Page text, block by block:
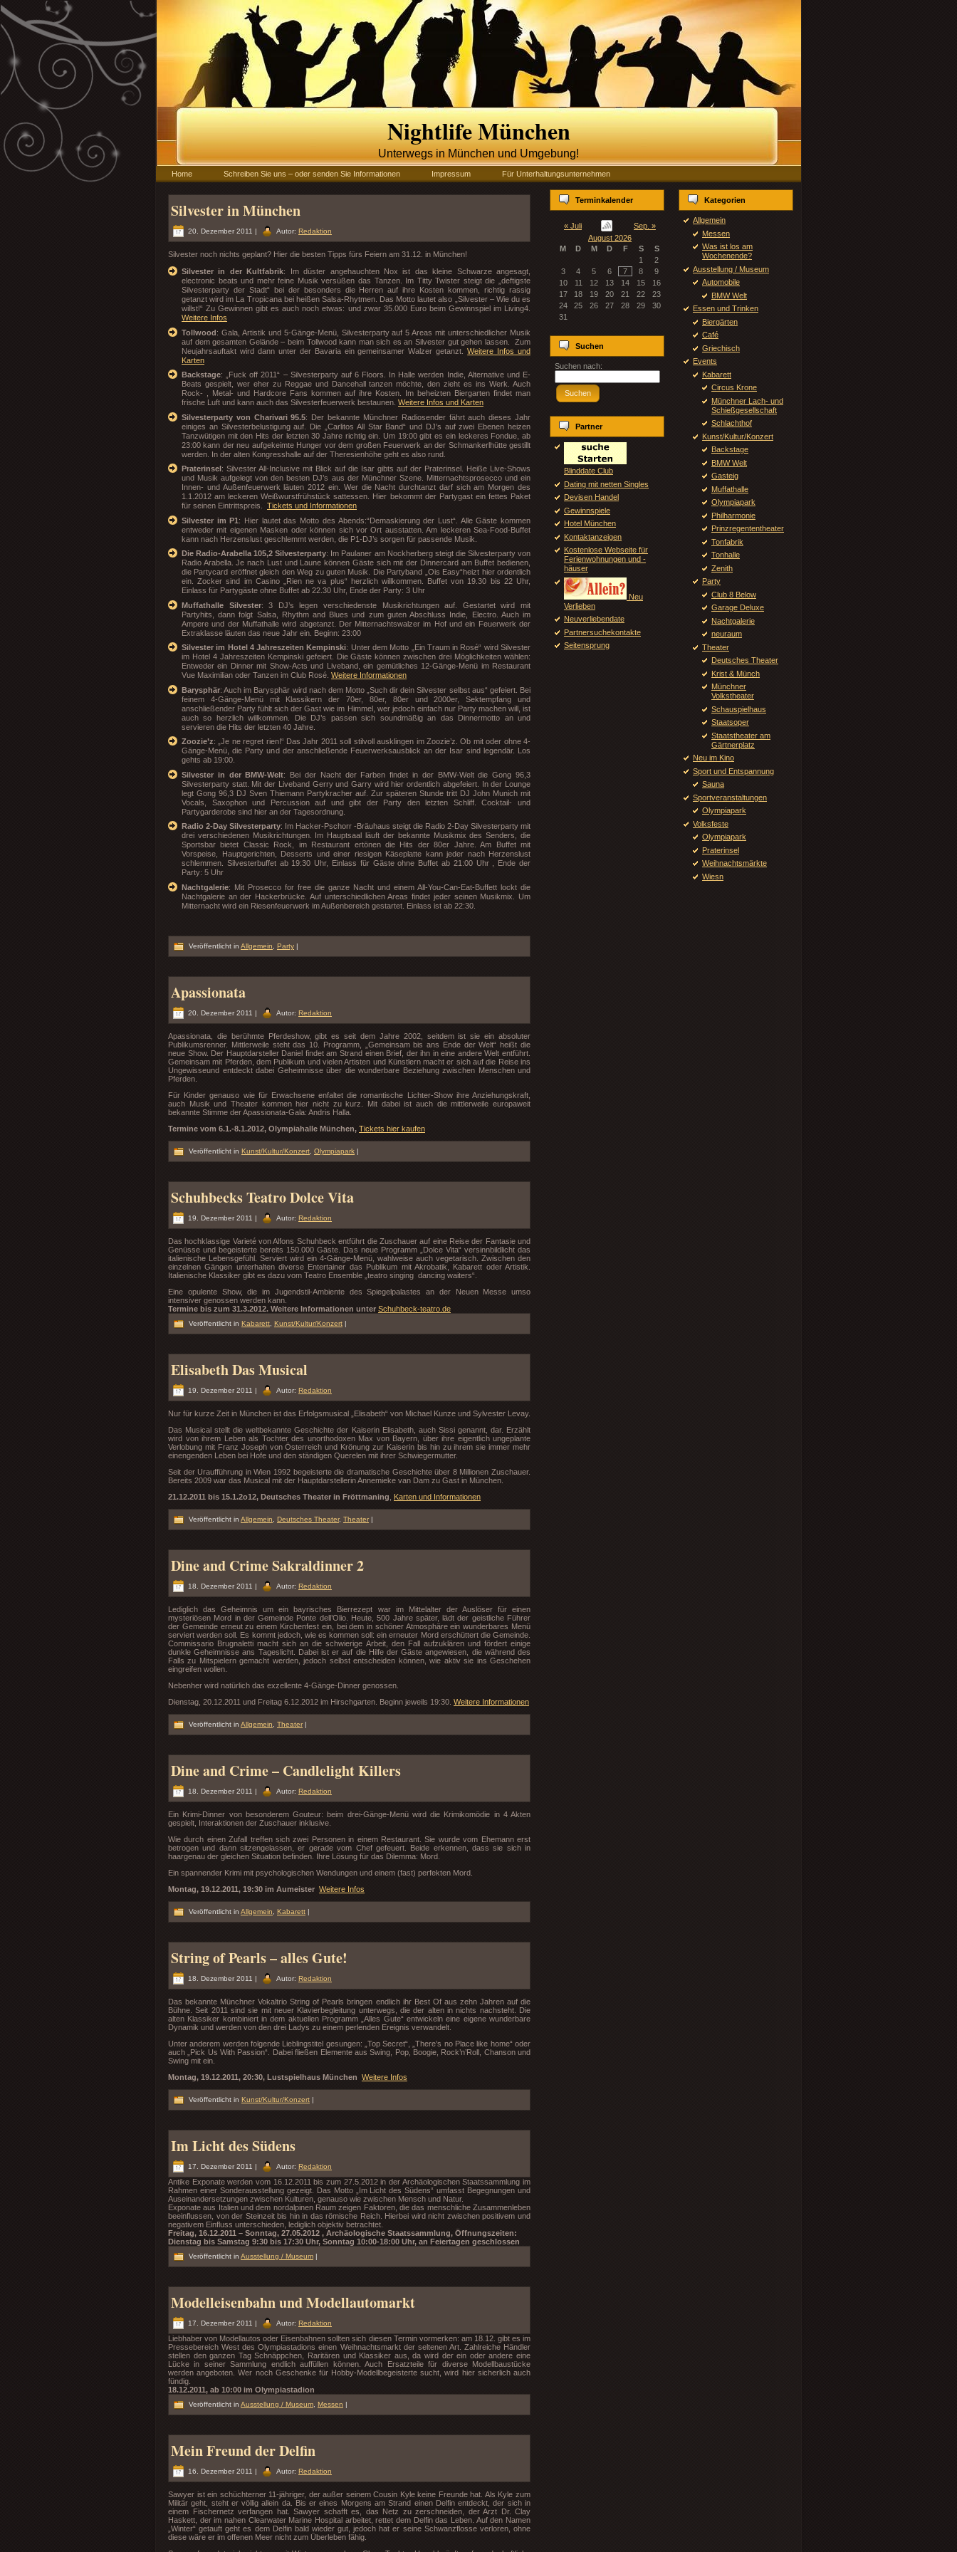
Nightlife München
Unterwegs in München und Umgebung!
Home Schreiben Sie uns – oder senden Sie Informationen Impressum Für Unterhaltungsunternehmen
Silvester in München
20. Dezember 2011 | Autor: Redaktion
Silvester noch nichts geplant? Hier die besten Tipps fürs Feiern am 31.12. in München!
Silvester in der Kultfabrik: Im düster angehauchten Nox ist das kleine Schwarze angesagt,
electronic beats und mehr feine Musik versüßen das Tanzen. Im Titty Twister steigt die „deftigste
Silvesterparty der Stadt“ bei der besonders die Herren auf ihre Kosten kommen, richtig rassig
getanzt wird im La Tropicana bei heißen Salsa-Rhytmen. Das Motto lautet also „Silvester – Wie du es
willst!“ Zu Gewinnen gibt es auch noch etwas: und zwar 35.000 Euro beim Gewinnspiel im Living4.
Weitere Infos
Tollwood: Gala, Artistik und 5-Gänge-Menü, Silvesterparty auf 5 Areas mit unterschiedlicher Musik
auf dem gesamten Gelände – beim Tollwood kann man sich es an Silvester gut gehen lassen. Zum
Neujahrsauftakt wird dann unter der Bavaria ein gemeinsamer Walzer getanzt.Weitere Infos und
Karten
Backstage: „Fuck off 2011“ – Silvesterparty auf 6 Floors. In Halle werden Indie, Alternative und E-
Beats gespielt, wer eher zu Reggae und Dancehall tanzen möchte, den zieht es ins Werk. Auch
Rock- , Metal- und Hardcore Fans kommen auf ihre Kosten. Im beheizten Biergarten findet man
frische Luft und kann auch das Silvesterfeuerwerk bestaunen. Weitere Infos und Karten
Silvesterparty von Charivari 95.5: Der bekannte Münchner Radiosender fährt auch dieses Jahr
einiges an Silvesterbelustigung auf. Die „Carlitos All Star Band“ und DJ’s auf zwei Ebenen heizen
Tanzwütigen mit den Hits der letzten 30 Jahre richtig ein. Um 19:00 gibt es ein leckeres Fondue, ab
23:00 kann der neu aufgekeimte Hunger vor dem großen Feuerwerk an der Schmankerlhütte gestillt
werden. In der alten Kongresshalle auf der Theresienhöhe geht es also rund.
Praterinsel: Silvester All-Inclusive mit Blick auf die Isar gibts auf der Praterinsel. Heiße Live-Shows
und Musik aufgelegt von den besten DJ’s aus der Münchner Szene. Mitternachtsprosecco und ein
Innen- und Außenfeuerwerk läuten 2012 ein. Wer die Nacht durchtanzt darf sich am Morgen des
1.1.2012 am leckeren Weißwurstfrühstück sattessen. Hier bekommt der Partygast ein fettes Paket
für seinen Eintrittspreis. Tickets und Informationen
Silvester im P1: Hier lautet das Motto des Abends:“Demaskierung der Lust“. Alle Gäste kommen
entweder mit eigenen Masken oder können sich vor Ort ausstatten. Am leckeren Sea-Food-Buffet
kann nach Herzenslust geschlemmt werden, die P1-DJ’s sorgen für passende Musik.
Die Radio-Arabella 105,2 Silvesterparty: Im Paulaner am Nockherberg steigt die Silvesterparty von
Radio Arabella. Je nach Lust und Laune können Gäste sich mit der Dinnercard am Buffet bedienen,
die Partycard eröffnet gleich den Weg zu guten Musik. Die Partyband „Ois Easy“heizt hier ordentlich
ein. Zocker sind im Casino „Rien ne va plus“ herzlich willkommen. Buffet von 19.30 bis 22 Uhr,
Einlass für Partygäste ohne Buffet ab 22.30 Uhr, Ende der Party: 3 Uhr
Muffathalle Silvester: 3 DJ’s legen verschiedenste Musikrichtungen auf. Gestartet wird mit
Partyhits, dann folgt Salsa, Rhythm and Blues und zum guten Abschluss Indie, Electro. Auch im
Ampere und der Muffathalle wird abgetanzt. Der Mitternachtswalzer im Hof und ein Feuerwerk der
Extraklasse läuten das neue Jahr ein. Beginn: 23:00
Silvester im Hotel 4 Jahreszeiten Kempinski: Unter dem Motto „Ein Traum in Rosé“ wird Silvester
im Hotel 4 Jahreszeiten Kempinski gefeiert. Die Gäste können zwischen drei Möglichkeiten wählen:
Entweder ein Dinner mit Show-Acts und Liveband, ein gemütliches 12-Gänge-Menü im Restaurant
Vue Maximilian oder Tanzen im Club Rosé. Weitere Informationen
Barysphär: Auch im Barysphär wird nach dem Motto „Such dir dein Silvester selbst aus“ gefeiert. Bei
feinem 4-Gänge-Menü mit Klassikern der 70er, 80er, 80er und 2000er, Sektempfang und
anschließender Party fühlt sich der Gast wie im Himmel, wer jedoch einfach nur Party machen will, ist
auch so herzlich willkommen. Die DJ’s passen sich soundmäßig an das Dinnermotto an und
servieren die Hits der letzten 40 Jahre.
Zoozie’z: „Je ne regret rien!“ Das Jahr 2011 soll stilvoll ausklingen im Zoozie’z. Ob mit oder ohne 4-
Gänge-Menü, die Party und der anschließende Feuerwerksausblick an der Isar sind legendär. Los
gehts ab 19:00.
Silvester in der BMW-Welt: Bei der Nacht der Farben findet in der BMW-Welt die Gong 96,3
Silvesterparty statt. Mit der Liveband Gerry und Garry wird hier ordentlich abgefeiert. In der Lounge
legt Gong 96,3 DJ Sven Thiemann Partykracher auf. Zur späteren Stunde tritt DJ John Munich mit
Vocals, Saxophon und Percussion auf und gibt der Party den letzten Schliff. Cocktail- und
Partygarderobe sind hier an der Tagesordnung.
Radio 2-Day Silvesterparty: Im Hacker-Pschorr -Bräuhaus steigt die Radio 2-Day Silvesterparty mit
drei verschiedenen Musikrichtungen. Im Hauptsaal läuft der bekannte Musikmix des Senders, die
Sportsbar bietet Classic Rock, im Restaurant ertönen die Hits der 80er Jahre. Am Buffet mit
Vorspeise, Hauptgerichten, Desserts und einer riesigen Käseplatte kann jeder nach Herzenslust
schlemmen. Silvesterbuffet ab 19:30 Uhr, Einlass für Gäste ohne Buffet ab 21:00 Uhr , Ende der
Party: 5 Uhr
Nachtgalerie: Mit Prosecco for free die ganze Nacht und einem All-You-Can-Eat-Buffett lockt die
Nachtgalerie an der Hackerbrücke. Auf unterschiedlichen Areas findet jeder seinen Musikmix. Um
Mitternacht wird ein Riesenfeuerwerk im Außenbereich gestartet. Einlass ist ab 22:30.
Veröffentlicht in Allgemein Party |
Apassionata
20. Dezember 2011 | Autor: Redaktion
Apassionata, die berühmte Pferdeshow, gibt es seit dem Jahre 2002, seitdem ist sie ein absoluter
Publikumsrenner. Mittlerweile steht das 10. Programm, „Gemeinsam bis ans Ende der Welt“ heißt die
neue Show. Der Hauptdarsteller Daniel findet am Strand einen Brief, der ihn in eine andere Welt entführt.
Gemeinsam mit Pferden, dem Publikum und vielen Artisten und Künstlern macht er sich auf die Reise ins
Ungewisseund entdeckt dabei Geheimnisse über die wunderbare Beziehung zwischen Menschen und
Pferden.
Für Kinder genauso wie für Erwachsene enfaltet die romantische Lichter-Show ihre Anziehungskraft,
auch Musik und Theater kommen hier nicht zu kurz. Mit dabei ist auch die mittlerweile europaweit
bekannte Stimme der Apassionata-Gala: Andris Halla.
Termine vom 6.1.-8.1.2012, Olympiahalle München, Tickets hier kaufen
Veröffentlicht in Kunst/Kultur/Konzert Olympiapark |
Schuhbecks Teatro Dolce Vita
19. Dezember 2011 | Autor: Redaktion
Das hochklassige Varieté von Alfons Schuhbeck entführt die Zuschauer auf eine Reise der Fantasie und
Genüsse und begeisterte bereits 150.000 Gäste. Das neue Programm „Dolce Vita“ versinnbildlicht das
italienische Lebensgefühl. Serviert wird ein 4-Gänge-Menü, wahlweise auch vegetarisch. Zwischen den
einzelnen Gängen unterhalten diverse Entertainer das Publikum mit Akrobatik, Kabarett oder Artistik.
Italienische Klassiker gibt es dazu vom Teatro Ensemble „teatro singing dancing waiters“.
Eine opulente Show, die im Jugendstil-Ambiente des Spiegelpalastes an der Neuen Messe umso
intensiver genossen werden kann.
Termine bis zum 31.3.2012. Weitere Informationen unter Schuhbeck-teatro.de
Veröffentlicht in Kabarett Kunst/Kultur/Konzert |
Elisabeth Das Musical
19. Dezember 2011 | Autor: Redaktion
Nur für kurze Zeit in München ist das Erfolgsmusical „Elisabeth“ von Michael Kunze und Sylvester Levay.
Das Musical stellt die weltbekannte Geschichte der Kaiserin Elisabeth, auch Sissi genannt, dar. Erzählt
wird von ihrem Leben als Tochter des unorthodoxen Max von Bayern, über ihre eigentlich ungeplante
Verlobung mit Franz Joseph von Österreich und Krönung zur Kaiserin bis hin zu ihrem sie immer mehr
einengenden Leben bei Hofe und den ständigen Querelen mit ihrer Schwiegermutter.
Seit der Uraufführung in Wien 1992 begeisterte die dramatische Geschichte über 8 Millionen Zuschauer.
Bereits 2009 war das Musical mit der Hauptdarstellerin Annemieke van Dam zu Gast in München.
21.12.2011 bis 15.1.2o12, Deutsches Theater in Fröttmaning
Karten und Informationen
Veröffentlicht in Allgemein Deutsches Theater, Theater |
Dine and Crime Sakraldinner 2
18. Dezember 2011 | Autor: Redaktion
Lediglich das Geheimnis um ein bayrisches Bierrezept war im Mittelalter der Auslöser für einen
mysteriösen Mord in der Gemeinde Ponte dell’Olio. Heute, 500 Jahre später, lädt der geistliche Führer
der Gemeinde erneut zu einem Kirchenfest ein, bei dem in schöner Atmosphäre ein wunderbares Menü
serviert werden soll. Es kommt jedoch, wie es kommen soll: ein erneuter Mord erschüttert die Gemeinde.
Commissario Brugnaletti macht sich an die schwierige Arbeit, den Fall aufzuklären und fördert einige
dunkle Geheimnisse ans Tageslicht. Dabei ist er auf die Hilfe der Gäste angewiesen, die während des
Falls zu Mitspielern gemacht werden, jedoch selbst entscheiden können, wie aktiv sie ins Geschehen
eingreifen wollen.
Nebenher wird natürlich das exzellente 4-Gänge-Dinner genossen.
Dienstag, 20.12.2011 und Freitag 6.12.2012 im Hirschgarten. Beginn jeweils 19:30. Weitere Informationen
Veröffentlicht in Allgemein Theater |
Dine and Crime – Candlelight Killers
18. Dezember 2011 | Autor: Redaktion
Ein Krimi-Dinner von besonderem Gouteur: beim drei-Gänge-Menü wird die Krimikomödie in 4 Akten
gespielt, Interaktionen der Zuschauer inklusive.
Wie durch einen Zufall treffen sich zwei Personen in einem Restaurant. Sie wurde vom Ehemann erst
betrogen und dann sitzengelassen, er gerade vom Chef gefeuert. Beide erkennen, dass sie sich in
haargenau der gleichen Situation befinden. Ihre Lösung für das Dilemma: Mord.
Ein spannender Krimi mit psychologischen Wendungen und einem (fast) perfekten Mord.
Montag, 19.12.2011, 19:30 im Aumeister Weitere Infos
Veröffentlicht in Allgemein Kabarett |
String of Pearls – alles Gute!
18. Dezember 2011 | Autor: Redaktion
Das bekannte Münchner Vokaltrio String of Pearls bringen endlich ihr Best Of aus zehn Jahren auf die
Bühne. Seit 2011 sind sie mit neuer Klavierbegleitung unterwegs, die der alten in nichts nachsteht. Die
alten Klassiker kombiniert in dem aktuellen Programm „Alles Gute“ entwickeln eine eigene wunderbare
Dynamik und werden von den drei Ladys zu einem perlenden Ereignis verwandelt.
Unter anderem werden folgende Lieblingstitel gesungen: „Top Secret“, „There’s no Place like home“ oder
auch „Pick Us With Passion“. Dabei fließen Elemente aus Swing, Pop, Boogie, Rock’n’Roll, Chanson und
Swing mit ein.
Montag, 19.12.2011, 20:30, Lustspielhaus München Weitere Infos
Veröffentlicht in Kunst/Kultur/Konzert |
Im Licht des Südens
17. Dezember 2011 | Autor: Redaktion
Antike Exponate werden vom 16.12.2011 bis zum 27.5.2012 in der Archäologischen Staatssammlung im
Rahmen einer Sonderausstellung gezeigt. Das Motto „Im Licht des Südens“ umfasst Begegnungen und
Auseinandersetzungen zwischen Kulturen, genauso wie zwischen Mensch und Natur.
Exponate aus Italien und dem nordalpinen Raum zeigen Faktoren, die das menschliche Zusammenleben
beeinflussen, von der Steinzeit bis hin in das römische Reich. Hierbei wird nicht zwischen positivem und
negativem Einfluss unterschieden, lediglich objektiv betrachtet.
Freitag, 16.12.2011 – Sonntag, 27.05.2012 , Archäologische Staatssammlung, Öffnungszeiten:
Dienstag bis Samstag 9:30 bis 17:30 Uhr, Sonntag 10:00-18:00 Uhr, an Feiertagen geschlossen
Veröffentlicht in Ausstellung / Museum |
Modelleisenbahn und Modellautomarkt
17. Dezember 2011 | Autor: Redaktion
Liebhaber von Modellautos oder Eisenbahnen sollten sich diesen Termin vormerken: am 18.12. gibt es im
Pressebereich West des Olympiastadions einen Weihnachtsmarkt der seltenen Art. Zahlreiche Händler
stellen den ganzen Tag Schnäppchen, Raritären und Klassiker aus, da wird der ein oder andere eine
Lücke in seiner Sammlung endlich auffüllen können. Auch Ersatzteile für diverse Modellbaustücke
werden angeboten. Wer noch Geschenke für Hobby-Modellbegeisterte sucht, wird hier sicherlich auch
fündig.
18.12.2011, ab 10:00 im Olympiastadion
Veröffentlicht in Ausstellung / Museum Messen |
Mein Freund der Delfin
16. Dezember 2011 | Autor: Redaktion
Sawyer ist ein schüchterner 11-jähriger, der außer seinem Cousin Kyle keine Freunde hat. Als Kyle zum
Militär geht, steht er völlig allein da. Bis er eines Morgens am Strand einen Delfin entdeckt, der sich in
einem Fischernetz verfangen hat. Sawyer schafft es, das Netz zu zerschneiden, der Arzt Dr. Clay
Haskett, der im nahen Clearwater Marine Hospital arbeitet, rettet dem Delfin das Leben. Auf den Namen
„Winter“ getauft geht es dem Delfin bald wieder gut, jedoch hat er seine Schwanzflosse verloren, ohne
diese wäre er im offenen Meer nicht zum Überleben fähig.
Terminkalender
« Juli
Sep. »
August 2026
M
D M D F S
S
1
2
3
4 5 6 7 8
9
10
11 12 13 14 15
16
17
18 19 20 21 22
23
24
25 26 27 28 29
30
31
Suchen
Suchen nach:
Suchen
Partner
Blinddate Club
Dating mit netten Singles
Devisen Handel
Gewinnspiele
Hotel München
Kontaktanzeigen
Kostenlose Webseite für
Ferienwohnungen und -
häuser
Neu
Verlieben
Neuverliebendate
Partnersuchekontakte
Seitensprung
Kategorien
Allgemein
Messen
Was ist los am
Wochenende?
Ausstellung / Museum
Automobile
BMW Welt
Essen und Trinken
Biergärten
Café
Griechisch
Events
Kabarett
Circus Krone
Münchner Lach- und
Schießgesellschaft
Schlachthof
Kunst/Kultur/Konzert
Backstage
BMW Welt
Gasteig
Muffathalle
Olympiapark
Philharmonie
Prinzregententheater
Tonfabrik
Tonhalle
Zenith
Party
Club 8 Below
Garage Deluxe
Nachtgalerie
neuraum
Theater
Deutsches Theater
Krist & Münch
Münchner
Volkstheater
Schauspielhaus
Staatsoper
Staatstheater am
Gärtnerplatz
Neu im Kino
Sport und Entspannung
Sauna
Sportveranstaltungen
Olympiapark
Volksfeste
Olympiapark
Praterinsel
Weihnachtsmärkte
Wiesn